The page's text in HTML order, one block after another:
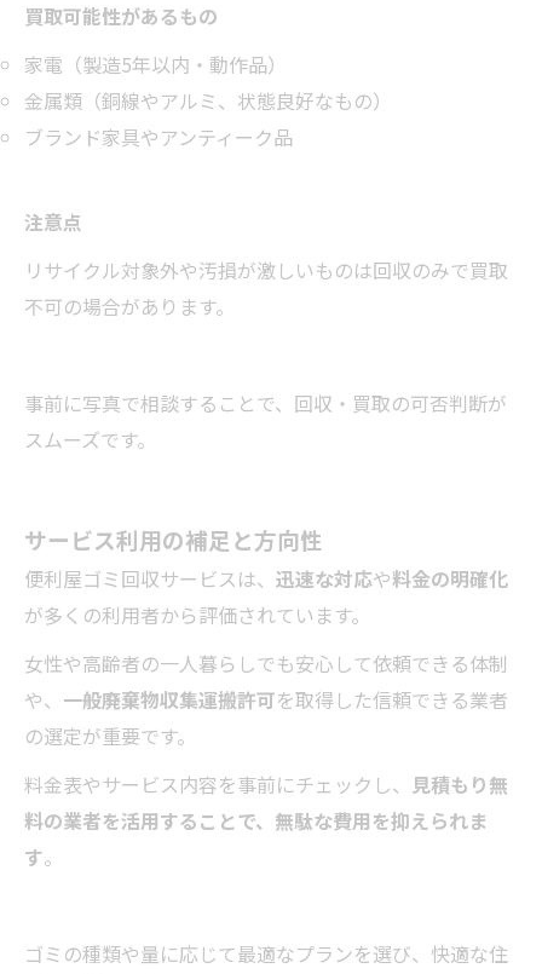
買取可能性があるもの
家電（製造5年以内・動作品）
金属類（銅線やアルミ、状態良好なもの）
ブランド家具やアンティーク品
注意点
リサイクル対象外や汚損が激しいものは回収のみで買取
不可の場合があります。
事前に写真で相談することで、回収・買取の可否判断が
スムーズです。
サービス利用の補足と方向性
便利屋ゴミ回収サービスは、 迅速な対応や料金の明確化
が多くの利用者から評価されています。
女性や高齢者の一人暮らしでも安心して依頼できる体制
や、 一般廃棄物収集運搬許可を取得した信頼できる業者
の選定が重要です。
料金表やサービス内容を事前にチェックし、 見積もり無
料の業者を活用することで、無駄な費用を抑えられま
す。
ゴミの種類や量に応じて最適なプランを選び、快適な住